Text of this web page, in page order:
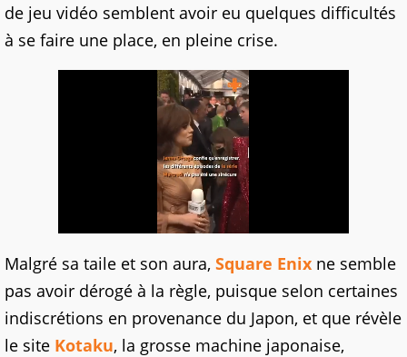
de jeu vidéo semblent avoir eu quelques difficultés
à se faire une place, en pleine crise.
Malgré sa taile et son aura, Square Enix ne semble
pas avoir dérogé à la règle, puisque selon certaines
indiscrétions en provenance du Japon, et que révèle
le site Kotaku, la grosse machine japonaise,